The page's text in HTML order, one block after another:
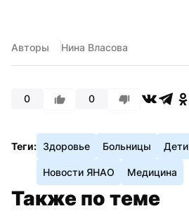
Авторы Нина Власова
0 0
Теги: Здоровье Больницы Дети
Новости ЯНАО Медицина
Также по теме